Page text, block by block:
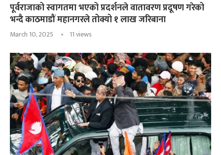
पूर्वराजाको स्वागतमा भएको प्रदर्शनले वातावरण प्रदूषण गरेको
भन्दै काठमाडौं महानगरले तोक्यो १ लाख जरिबाना
March 10, 2025 11views